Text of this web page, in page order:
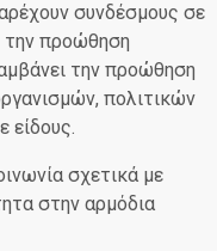
συνδέσμους σε
την προώθηση
την προώθηση
πολιτικών
είδους.
σχετικά με
στην αρμόδια